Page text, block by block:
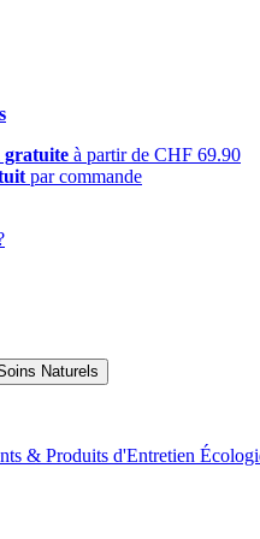
gratuite à partir de CHF 69.90
par commande
& Produits d'Entretien